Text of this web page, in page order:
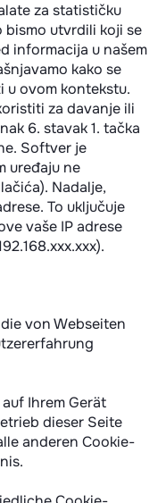
za statističku
bismo utvrdili koji se
informacija u našem
kako se
u ovom kontekstu.
za davanje ili
6. stavak 1. tačka
Softver je
uređaju ne
Nadalje,
To uključuje
vaše IP adrese
von Webseiten
Ihrem Gerät
dieser Seite
anderen Cookie-